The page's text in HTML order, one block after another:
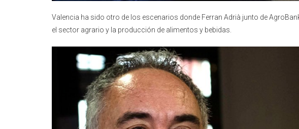
Valencia ha sido otro de los escenarios donde Ferran Adrià junto de
el sector agrario y la producción de alimentos y bebidas.